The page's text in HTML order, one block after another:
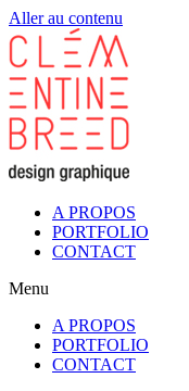
Aller au contenu
A PROPOS
PORTFOLIO
CONTACT
Menu
A PROPOS
PORTFOLIO
CONTACT